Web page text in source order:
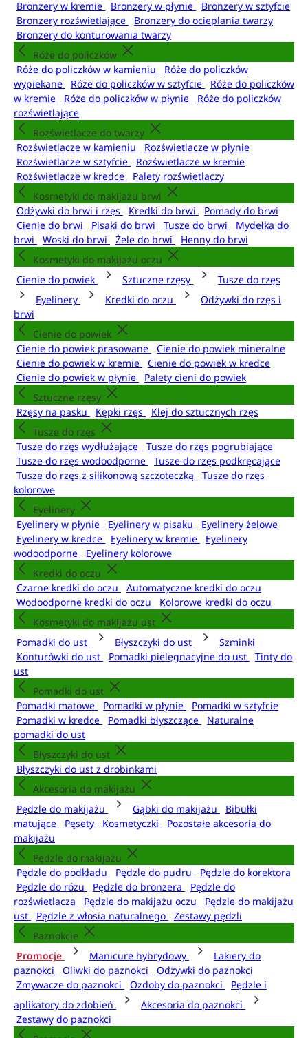
Bronzery w kremie
Bronzery w płynie
Bronzery w sztyfcie
Bronzery rozświetlające
Bronzery do ocieplania twarzy
Bronzery do konturowania twarzy
Róże do policzków
Róże do policzków w kamieniu
Róże do policzków
wypiekane
Róże do policzków w sztyfcie
Róże do policzków
w kremie
Róże do policzków w płynie
Róże do policzków
rozświetlające
Rozświetlacze do twarzy
Rozświetlacze w kamieniu
Rozświetlacze w płynie
Rozświetlacze w sztyfcie
Rozświetlacze w kremie
Rozświetlacze w kredce
Palety rozświetlaczy
Kosmetyki do makijażu brwi
Odżywki do brwi i rzęs
Kredki do brwi
Pomady do brwi
Cienie do brwi
Pisaki do brwi Tusze do brwi
Mydełka do
brwi
Woski do brwi Żele do brwi
Henny do brwi
Kosmetyki do makijażu oczu
Cienie do powiek
Sztuczne rzęsy
Tusze do rzęs
Eyelinery
Kredki do oczu
Odżywki do rzęs i
brwi
Cienie do powiek
Cienie do powiek prasowane
Cienie do powiek mineralne
Cienie do powiek w kremie
Cienie do powiek w kredce
Cienie do powiek w płynie
Palety cieni do powiek
Sztuczne rzęsy
Rzęsy na pasku
Kępki rzęs
Klej do sztucznych rzęs
Tusze do rzęs
Tusze do rzęs wydłużające
Tusze do rzęs pogrubiające
Tusze do rzęs wodoodporne
Tusze do rzęs podkręcające
Tusze do rzęs z silikonową szczoteczką
Tusze do rzęs
kolorowe
Eyelinery
Eyelinery w płynie
Eyelinery w pisaku
Eyelinery żelowe
Eyelinery w kredce
Eyelinery w kremie
Eyelinery
wodoodporne
Eyelinery kolorowe
Kredki do oczu
Czarne kredki do oczu
Automatyczne kredki do oczu
Wodoodporne kredki do oczu
Kolorowe kredki do oczu
Kosmetyki do makijażu ust
Pomadki do ust
Błyszczyki do ust
Szminki
Konturówki do ust
Pomadki pielęgnacyjne do ust
Tinty do
ust
Pomadki do ust
Pomadki matowe
Pomadki w płynie
Pomadki w sztyfcie
Pomadki w kredce
Pomadki błyszczące
Naturalne
pomadki do ust
Błyszczyki do ust
Błyszczyki do ust z drobinkami
Akcesoria do makijażu
Pędzle do makijażu
Gąbki do makijażu
Bibułki
matujące
Pęsety Kosmetyczki
Pozostałe akcesoria do
makijażu
Pędzle do makijażu
Pędzle do podkładu
Pędzle do pudru
Pędzle do korektora
Pędzle do różu
Pędzle do bronzera
Pędzle do
rozświetlacza
Pędzle do makijażu oczu
Pędzle do makijażu
ust
Pędzle z włosia naturalnego
Zestawy pędzli
Paznokcie
Promocje
Manicure hybrydowy
Lakiery do
paznokci
Oliwki do paznokci
Odżywki do paznokci
Zmywacze do paznokci
Ozdoby do paznokci
Pędzle i
aplikatory do zdobień
Akcesoria do paznokci
Zestawy do paznokci